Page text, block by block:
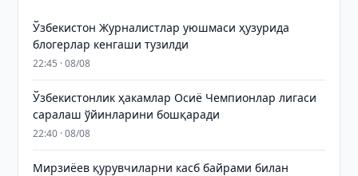
Ўзбекистон Журналистлар уюшмаси ҳузурида
блогерлар кенгаши тузилди
22:45 · 08/08
Ўзбекистонлик ҳакамлар Осиё Чемпионлар лигаси
саралаш ўйинларини бошқаради
22:40 · 08/08
Мирзиёев қурувчиларни касб байрами билан